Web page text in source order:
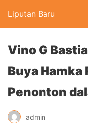
Liputan Baru
Vino G
Buya Hamka
Penonton
admin